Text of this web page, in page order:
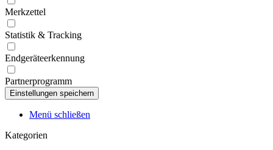
Merkzettel
Statistik & Tracking
Endgeräteerkennung
Partnerprogramm
Menü schließen
Kategorien